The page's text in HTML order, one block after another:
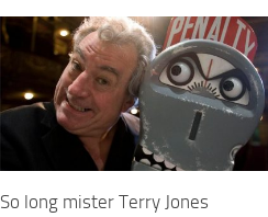
So long mister Terry Jones